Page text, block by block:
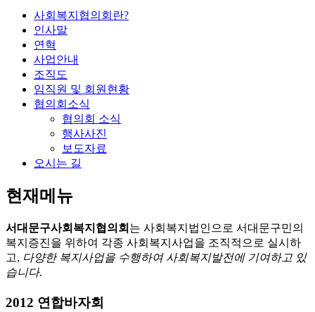
사회복지협의회란?
인사말
연혁
사업안내
조직도
임직원 및 회원현황
협의회소식
협의회 소식
행사사진
보도자료
오시는 길
현재메뉴
서대문구사회복지협의회 는 사회복지법인으로 서대문구민의
복지증진을 위하여 각종 사회복지사업을 조직적으로 실시하
고, 다양한 복지사업을 수행하여 사회복지발전에 기여하고 있
습니다.
2012 연합바자회